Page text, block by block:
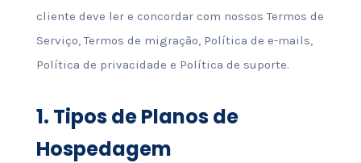
cliente deve ler e concordar com nossos Termos de
Serviço, Termos de migração, Política de e-mails,
Política de privacidade e Política de suporte.
1. Tipos de Planos de
Hospedagem